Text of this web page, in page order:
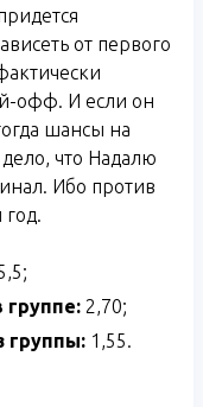
от первого
офф. И если он
шансы на
что Надалю
Ибо против
2,70;
группы: 1,55.